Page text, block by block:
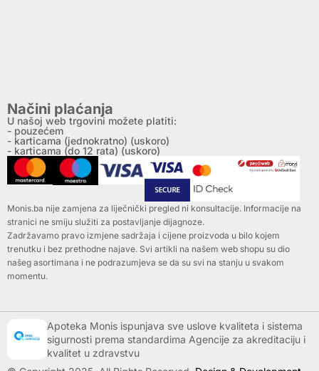
Načini plaćanja
U našoj web trgovini možete platiti:
- pouzećem
- karticama (jednokratno) (uskoro)
- karticama (do 12 rata) (uskoro)
Monis.ba nije zamjena za liječnički pregled ni konsultacije. Informacije na
stranici ne smiju služiti za postavljanje dijagnoze.
Zadržavamo pravo izmjene sadržaja i cijene proizvoda u bilo kojem
trenutku i bez prethodne najave. Svi artikli na našem web shopu su dio
našeg asortimana i ne podrazumjeva se da su svi na stanju u svakom
momentu.
Apoteka Monis ispunjava sve uslove kvaliteta i sistema
sigurnosti prema standardima Agencije za akreditaciju i
kvalitet u zdravstvu